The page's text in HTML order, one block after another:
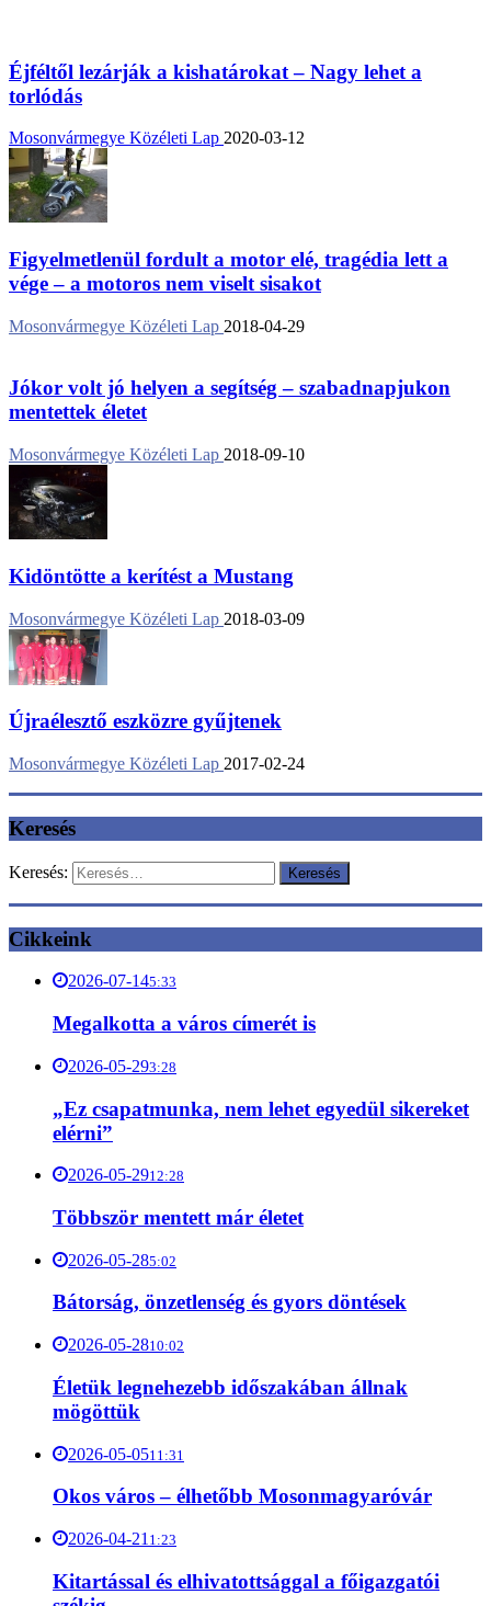
Éjféltől lezárják a kishatárokat – Nagy lehet a
torlódás
Mosonvármegye Közéleti Lap 2020-03-12
Figyelmetlenül fordult a motor elé, tragédia lett a
vége – a motoros nem viselt sisakot
Mosonvármegye Közéleti Lap 2018-04-29
Jókor volt jó helyen a segítség – szabadnapjukon
mentettek életet
Mosonvármegye Közéleti Lap 2018-09-10
Kidöntötte a kerítést a Mustang
Mosonvármegye Közéleti Lap 2018-03-09
Újraélesztő eszközre gyűjtenek
Mosonvármegye Közéleti Lap 2017-02-24
Keresés
Keresés:
Cikkeink
2026-07-145:33
Megalkotta a város címerét is
2026-05-293:28
„Ez csapatmunka, nem lehet egyedül sikereket
elérni”
2026-05-2912:28
Többször mentett már életet
2026-05-285:02
Bátorság, önzetlenség és gyors döntések
2026-05-2810:02
Életük legnehezebb időszakában állnak
mögöttük
2026-05-0511:31
Okos város – élhetőbb Mosonmagyaróvár
2026-04-21 1:23
Kitartással és elhivatottsággal a főigazgatói